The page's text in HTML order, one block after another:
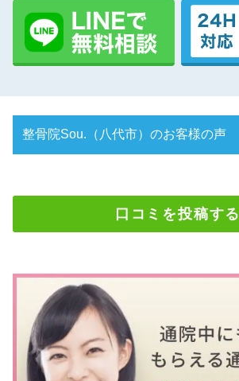
整骨院Sou.（八代市）のお客様の声
口コミを投稿する